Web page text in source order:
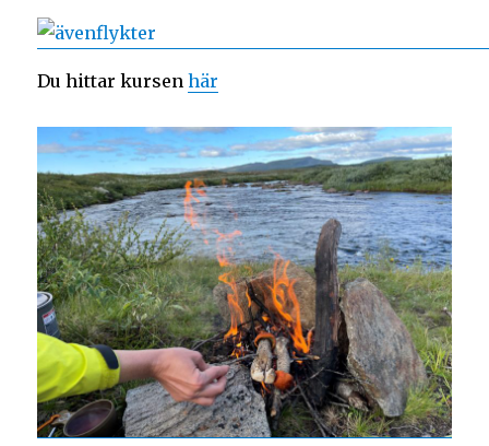
Du hittar kursenhär